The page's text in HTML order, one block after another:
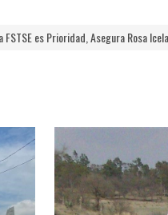
Asegura Rosa Icela Rodríguez a